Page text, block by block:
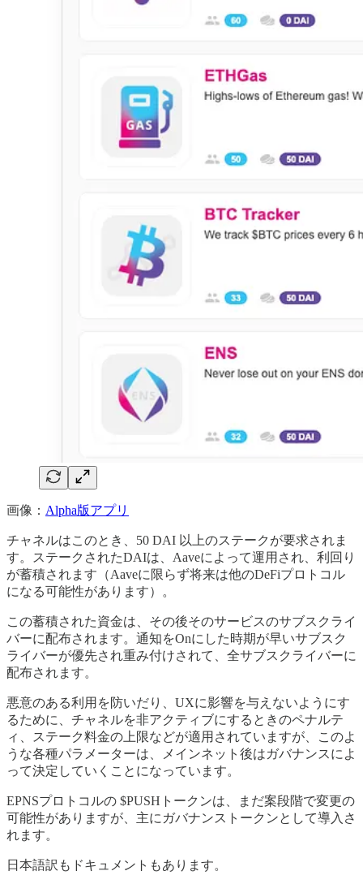
画像： Alpha版アプリ
チャネルはこのとき、50 DAI 以上のステークが要求されま
す。ステークされたDAIは、Aaveによって運用され、利回り
が蓄積されます（Aaveに限らず将来は他のDeFiプロトコル
になる可能性があります）。
この蓄積された資金は、その後そのサービスのサブスクライ
バーに配布されます。通知をOnにした時期が早いサブスク
ライバーが優先され重み付けされて、全サブスクライバーに
配布されます。
悪意のある利用を防いだり、UXに影響を与えないようにす
るために、チャネルを非アクティブにするときのペナルテ
ィ、ステーク料金の上限などが適用されていますが、このよ
うな各種パラメーターは、メインネット後はガバナンスによ
って決定していくことになっています。
EPNSプロトコルの $PUSHトークンは、まだ案段階で変更の
可能性がありますが、主にガバナンストークンとして導入さ
れます。
日本語訳もドキュメントもあります。